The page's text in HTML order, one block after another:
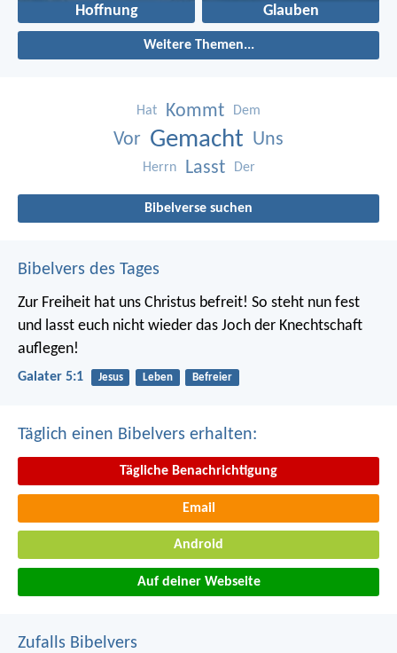
Hoffnung Glauben
Weitere Themen...
Hat Kommt Dem
Vor Gemacht Uns
Herrn Lasst Der
Bibelverse suchen
Bibelvers des Tages
Zur Freiheit hat uns Christus befreit! So steht nun fest
und lasst euch nicht wieder das Joch der Knechtschaft
auflegen!
Galater 5:1 Jesus Leben Befreier
Täglich einen Bibelvers erhalten:
Tägliche Benachrichtigung
Email
Android
Auf deiner Webseite
Zufalls Bibelvers